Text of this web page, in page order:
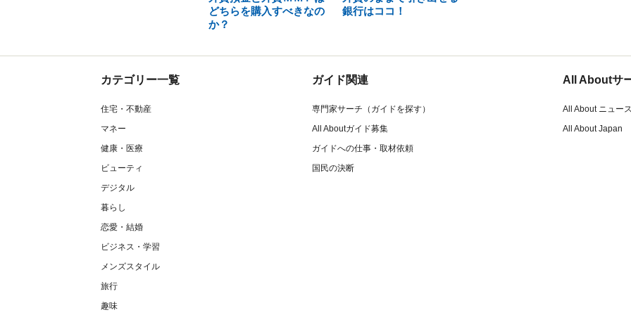
どちらを購入すべきなの
か？
銀行はココ！
カテゴリー一覧
住宅・不動産
マネー
健康・医療
ビューティ
デジタル
暮らし
恋愛・結婚
ビジネス・学習
メンズスタイル
旅行
趣味
ガイド関連
専門家サーチ（ガイドを探す）
All Aboutガイド募集
ガイドへの仕事・取材依頼
国民の決断
All Aboutサ
All About ニュー
All About Japan